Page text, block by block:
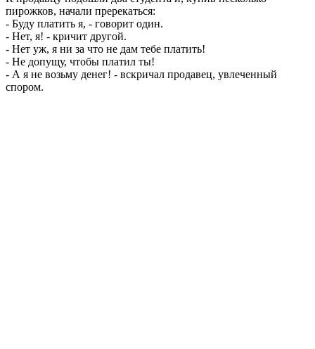
пирожков, начали пререкаться:
- Буду платить я, - говорит один.
- Нет, я! - кричит другой.
- Нет уж, я ни за что не дам тебе платить!
- Не допущу, чтобы платил ты!
- А я не возьму денег! - вскричал продавец, увлеченный
спором.